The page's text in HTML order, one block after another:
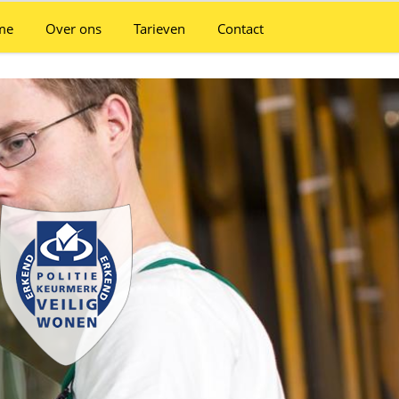
Over ons Tarieven Contact